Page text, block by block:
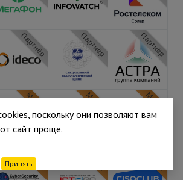
Партнёр Партнёр Партнёр
Медиа Медиа Медиа
Медиа
поскольку они позволяют вам
сайт проще.
Принять